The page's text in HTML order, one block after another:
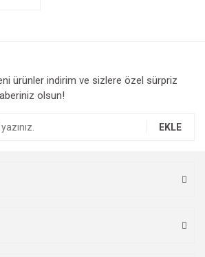
ürünler indirim ve sizlere özel sürpriz
olsun!
EKLE